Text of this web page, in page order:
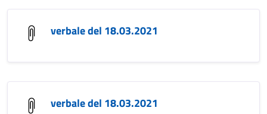
verbale del 18.03.2021
verbale del 18.03.2021